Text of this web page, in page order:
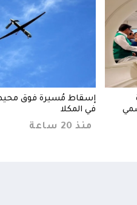
إسقاط مُسيرة فوق
في المكلا
منذ 20 ساعة